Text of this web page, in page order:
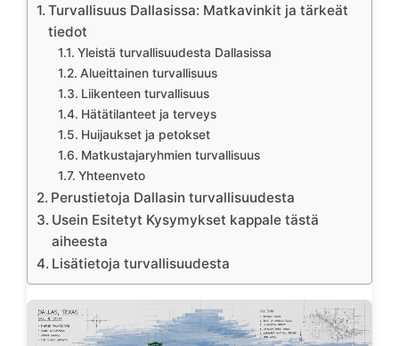
Turvallisuus Dallasissa: Matkavinkit ja tärkeät
tiedot
Yleistä turvallisuudesta Dallasissa
Alueittainen turvallisuus
Liikenteen turvallisuus
Hätätilanteet ja terveys
Huijaukset ja petokset
Matkustajaryhmien turvallisuus
Yhteenveto
Perustietoja Dallasin turvallisuudesta
Usein Esitetyt Kysymykset kappale tästä
aiheesta
Lisätietoja turvallisuudesta